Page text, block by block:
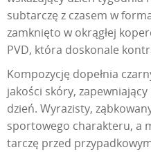
subtarczę z czasem w
zamknięto w okrągłej
PVD, która doskonale
Kompozycję dopełnia
jakości skóry,
dzień. Wyrazisty,
sportowego charakteru, a
tarczę przed